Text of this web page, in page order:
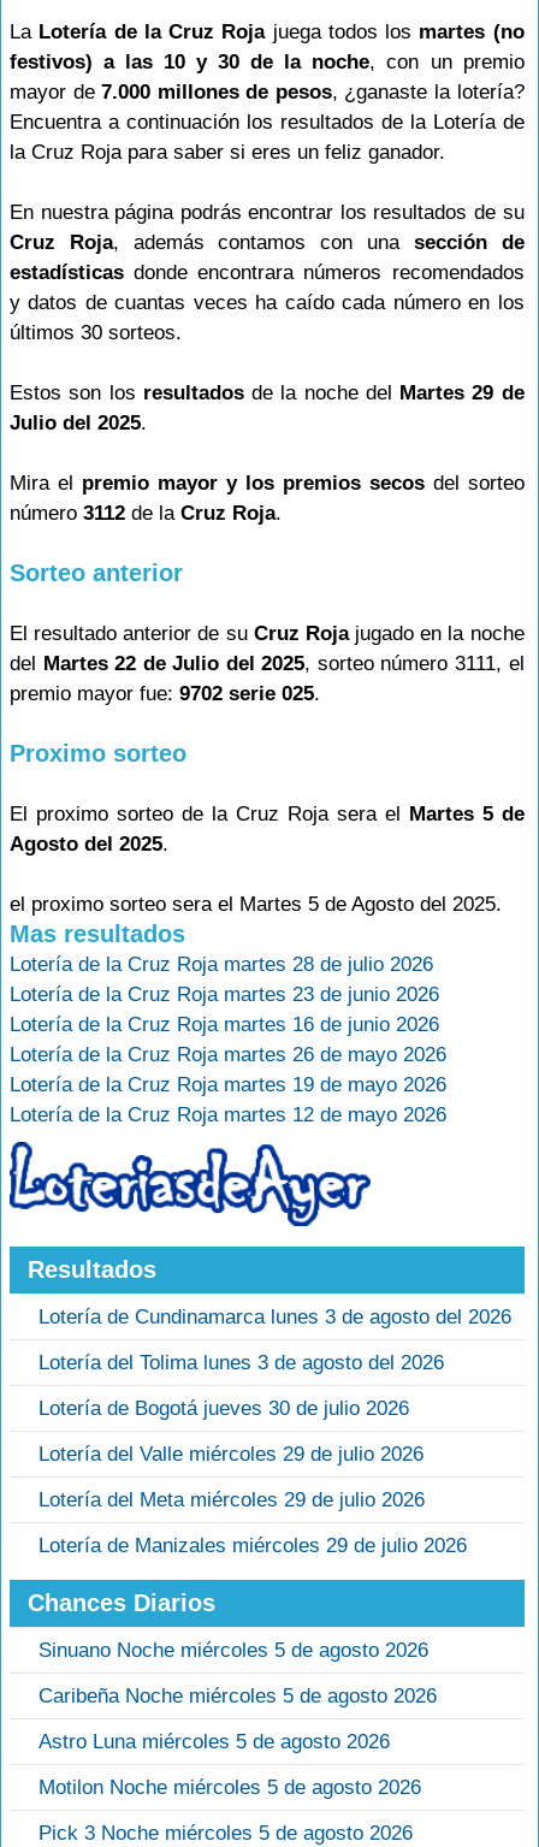
La Lotería de la Cruz Rojajuega todos los martes (no
festivos) a las 10 y 30 de la noche, con un premio
mayor de7.000 millones de pesos, ¿ganaste la lotería?
Encuentra a continuación los resultados de la Lotería de
la Cruz Roja para saber si eres un feliz ganador.
En nuestra página podrás encontrar los resultados de su
Cruz Roja, además contamos con una sección de
estadísticas donde encontrara números recomendados
y datos de cuantas veces ha caído cada número en los
últimos 30 sorteos.
Estos son los resultadosde la noche del Martes 29 de
Julio del 2025.
Mira el premio mayor y los premios secosdel sorteo
número 3112 de la Cruz Roja.
Sorteo anterior
El resultado anterior de su Cruz Rojajugado en la noche
del Martes 22 de Julio del 2025, sorteo número 3111, el
premio mayor fue: 9702 serie 025.
Proximo sorteo
El proximo sorteo de la Cruz Roja sera el Martes 5 de
Agosto del 2025.
el proximo sorteo sera el Martes 5 de Agosto del 2025.
Mas resultados
Lotería de la Cruz Roja martes 28 de julio 2026
Lotería de la Cruz Roja martes 23 de junio 2026
Lotería de la Cruz Roja martes 16 de junio 2026
Lotería de la Cruz Roja martes 26 de mayo 2026
Lotería de la Cruz Roja martes 19 de mayo 2026
Lotería de la Cruz Roja martes 12 de mayo 2026
Resultados
Lotería de Cundinamarca lunes 3 de agosto del 2026
Lotería del Tolima lunes 3 de agosto del 2026
Lotería de Bogotá jueves 30 de julio 2026
Lotería del Valle miércoles 29 de julio 2026
Lotería del Meta miércoles 29 de julio 2026
Lotería de Manizales miércoles 29 de julio 2026
Chances Diarios
Sinuano Noche miércoles 5 de agosto 2026
Caribeña Noche miércoles 5 de agosto 2026
Astro Luna miércoles 5 de agosto 2026
Motilon Noche miércoles 5 de agosto 2026
Pick 3 Noche miércoles 5 de agosto 2026